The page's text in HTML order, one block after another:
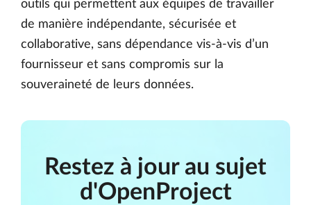
outils qui permettent aux équipes de travailler
de manière indépendante, sécurisée et
collaborative, sans dépendance vis-à-vis d’un
fournisseur et sans compromis sur la
souveraineté de leurs données.
Restez à jour au sujet
d'OpenProject